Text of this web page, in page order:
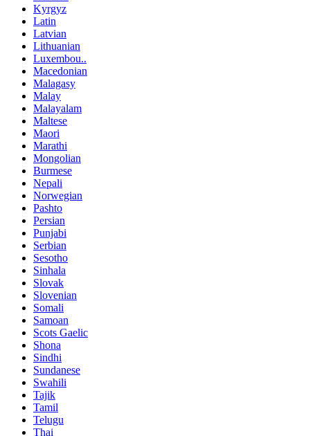
Kyrgyz
Latin
Latvian
Lithuanian
Luxembou..
Macedonian
Malagasy
Malay
Malayalam
Maltese
Maori
Marathi
Mongolian
Burmese
Nepali
Norwegian
Pashto
Persian
Punjabi
Serbian
Sesotho
Sinhala
Slovak
Slovenian
Somali
Samoan
Scots Gaelic
Shona
Sindhi
Sundanese
Swahili
Tajik
Tamil
Telugu
Thai